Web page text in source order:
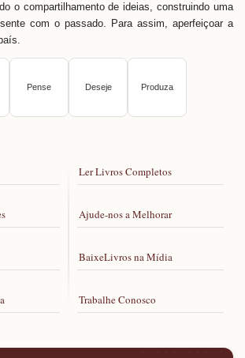
o compartilhamento de ideias, construindo uma
com o passado. Para assim, aperfeiçoar a
Pense Deseje Produza
Ler Livros Completos
Ajude-nos a Melhorar
BaixeLivros na Mídia
Trabalhe Conosco